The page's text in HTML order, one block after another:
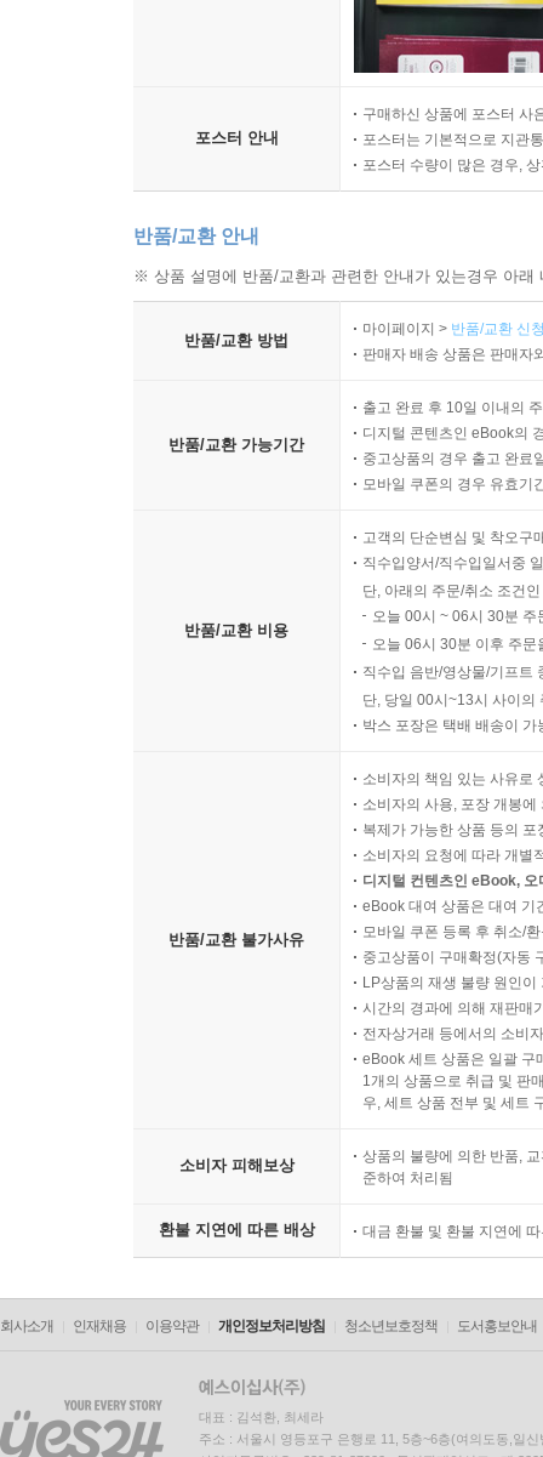
포스터 안내
구매하신 상품에 포스터 사
포스터는 기본적으로 지관
포스터 수량이 많은 경우,
반품/교환 안내
※ 상품 설명에 반품/교환과 관련한 안내가 있는경우 아
반품/교환 방법
마이페이지 > 반품/교환 신
판매자 배송 상품은 판매자
반품/교환 가능기간
출고 완료 후 10일 이내의
디지털 콘텐츠인 eBook의
중고상품의 경우 출고 완료
모바일 쿠폰의 경우 유효기
반품/교환 비용
고객의 단순변심 및 착오구
직수입양서/직수입일서중
단, 아래의 주문/취소 조건
오늘 00시 ~ 06시 30분
오늘 06시 30분 이후 주
직수입 음반/영상물/기프트
단, 당일 00시~13시 사이의
박스 포장은 택배 배송이
반품/교환 불가사유
소비자의 책임 있는 사유로
소비자의 사용, 포장 개봉
복제가 가능한 상품 등의
소비자의 요청에 따라 개별
디지털 컨텐츠인 eBook,
eBook 대여 상품은 대여 기
모바일 쿠폰 등록 후 취소/
중고상품이 구매확정(자동
LP상품의 재생 불량 원인
시간의 경과에 의해 재판매
전자상거래 등에서의 소비
eBook 세트 상품은 일괄 구
1개의 상품으로 취급 및 판
우, 세트 상품 전부 및 세트
소비자 피해보상
상품의 불량에 의한 반품,
준하여 처리됨
환불 지연에 따른 배상 대금 환불 및 환불 지연에
회사소개 인재채용 이용약관 개인정보처리방침 청소년보호정책 도서홍보안내
대표 : 김석환, 최세라
주소 : 서울시 영등포구 은행로 11, 5층~6층(여의도동,일신